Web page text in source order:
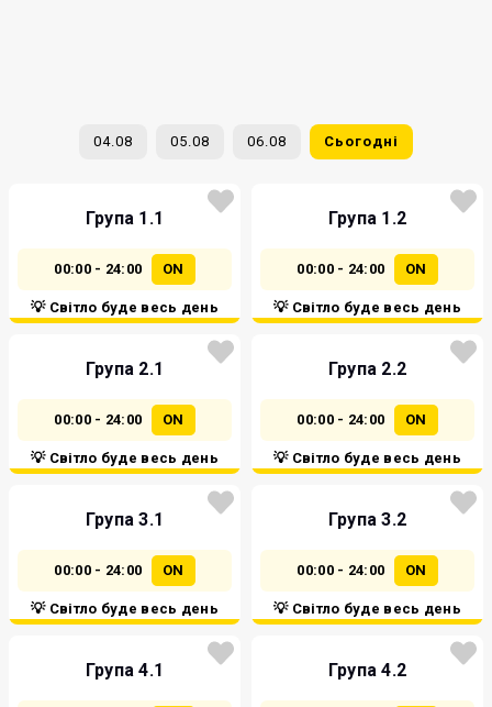
04.08 05.08 06.08 Сьогодні
Група 1.1
00:00 - 24:00 ON
💡 Світло буде весь день
Група 1.2
00:00 - 24:00 ON
💡 Світло буде весь день
Група 2.1
00:00 - 24:00 ON
💡 Світло буде весь день
Група 2.2
00:00 - 24:00 ON
💡 Світло буде весь день
Група 3.1
00:00 - 24:00 ON
💡 Світло буде весь день
Група 3.2
00:00 - 24:00 ON
💡 Світло буде весь день
Група 4.1 Група 4.2